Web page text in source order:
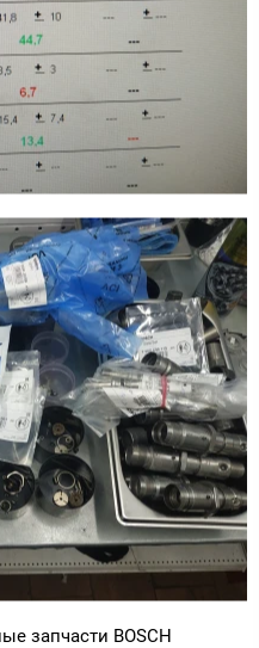
запчасти BOSCH